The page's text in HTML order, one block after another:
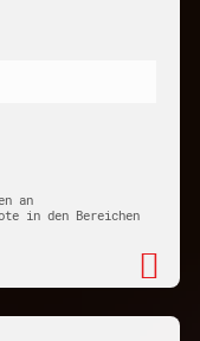
an
in den Bereichen